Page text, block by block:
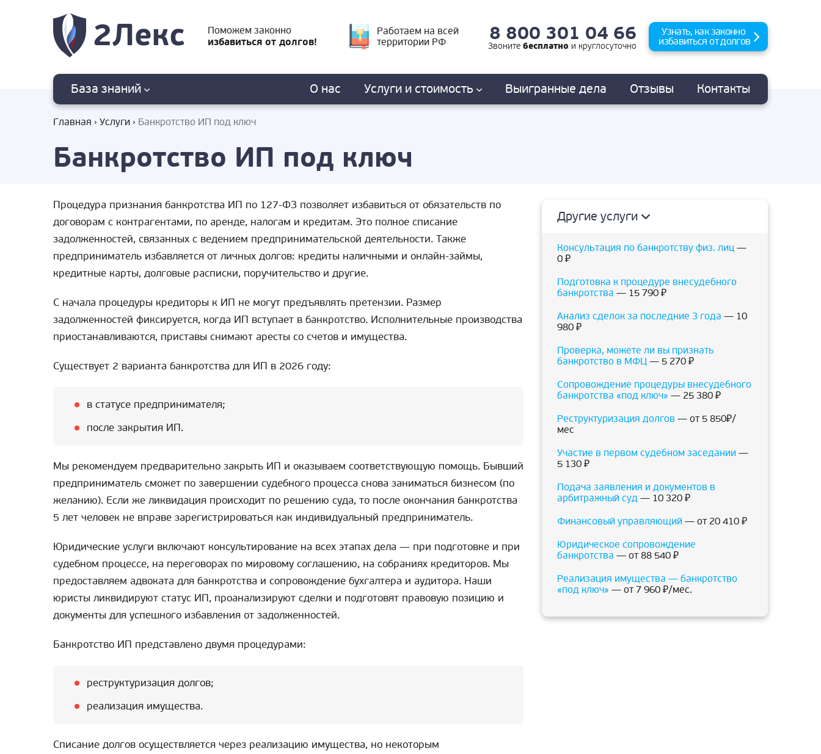
Поможем законно
избавиться от долгов!
Работаем на всей
территории РФ
8 800 301 04 66
Звонитебесплатно икруглосуточно
Узнать, как законно
избавиться от долгов
База знаний О нас Услуги и стоимость Выигранные дела Отзывы Контакты
Главная Услуги Банкротство ИП под ключ
Банкротство ИП под ключ
Процедура признания банкротства ИП по 127-ФЗ позволяет избавиться от обязательств по
договорам с контрагентами, по аренде, налогам и кредитам. Это полное списание
задолженностей, связанных с ведением предпринимательской деятельности. Также
предприниматель избавляется от личных долгов: кредиты наличными и онлайн-займы,
кредитные карты, долговые расписки, поручительство и другие.
С начала процедуры кредиторы к ИП не могут предъявлять претензии. Размер
задолженностей фиксируется, когда ИП вступает в банкротство. Исполнительные производства
приостанавливаются, приставы снимают аресты со счетов и имущества.
Существует 2 варианта банкротства для ИП в 2026 году:
в статусе предпринимателя;
после закрытия ИП.
Мы рекомендуем предварительно закрыть ИП и оказываем соответствующую помощь. Бывший
предприниматель сможет по завершении судебного процесса снова заниматься бизнесом (по
желанию). Если же ликвидация происходит по решению суда, то после окончания банкротства
5 лет человек не вправе зарегистрироваться как индивидуальный предприниматель.
Юридические услуги включают консультирование на всех этапах дела — при подготовке и при
судебном процессе, на переговорах по мировому соглашению, на собраниях кредиторов. Мы
предоставляем адвоката для банкротства и сопровождение бухгалтера и аудитора. Наши
юристы ликвидируют статус ИП, проанализируют сделки и подготовят правовую позицию и
документы для успешного избавления от задолженностей.
Банкротство ИП представлено двумя процедурами:
реструктуризация долгов;
реализация имущества.
Списание долгов осуществляется через реализацию имущества, но некоторым
Другие услуги
Консультация по банкротству физ. лиц —
0 ₽
Подготовка к процедуре внесудебного
банкротства — 15 790 ₽
Анализ сделок за последние 3 года — 10
980 ₽
Проверка, можете ли вы признать
банкротство в МФЦ — 5 270 ₽
Сопровождение процедуры внесудебного
банкротства «под ключ» — 25 380 ₽
Реструктуризация долгов — от 5 850₽/
мес
Участие в первом судебном заседании —
5 130 ₽
Подача заявления и документов в
арбитражный суд — 10 320 ₽
Финансовый управляющий — от 20 410 ₽
Юридическое сопровождение
банкротства — от 88 540 ₽
Реализация имущества — банкротство
«под ключ» — от 7 960 ₽/мес.